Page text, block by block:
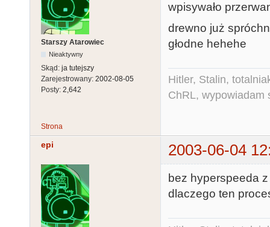
Starszy Atarowiec
Nieaktywny
Skąd: ja tutejszy
Zarejestrowany: 2002-08-05
Posty: 2,642
wpisywało
drewno już
głodne hehehe
Hitler, Stalin,
ChRL, wypowiadam
Strona
epi 2003-06-04
bez hyperspeeda
dlaczego ten